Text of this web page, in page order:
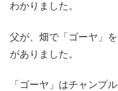
わかりました。
父が、畑で「ゴーヤ」
がありました。
「ゴーヤ」はチャンプ